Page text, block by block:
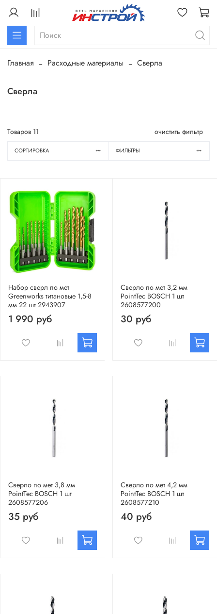
Главная Расходные материалы Сверла
Сверла
Товаров 11 очистить фильтр
СОРТИРОВКА ФИЛЬТРЫ
Набор сверл по мет
Greenworks титановые 1,5-8
мм 22 шт 2943907
1 990 руб
Сверло по мет 3,2 мм
PointTec BOSCH 1 шт
2608577200
30 руб
Сверло по мет 3,8 мм
PointTec BOSCH 1 шт
2608577206
35 руб
Сверло по мет 4,2 мм
PointTec BOSCH 1 шт
2608577210
40 руб